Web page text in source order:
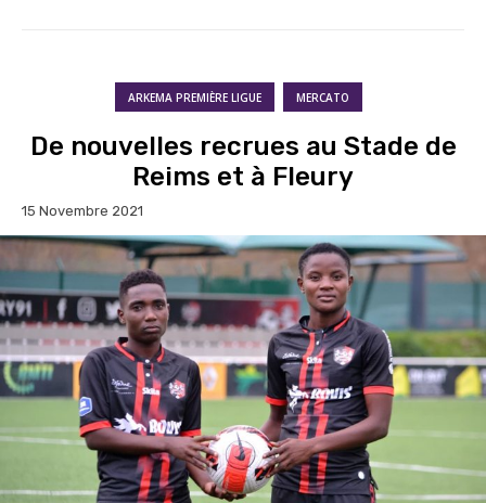
ARKEMA PREMIÈRE LIGUE MERCATO
De nouvelles recrues au Stade de
Reims et à Fleury
15 Novembre 2021